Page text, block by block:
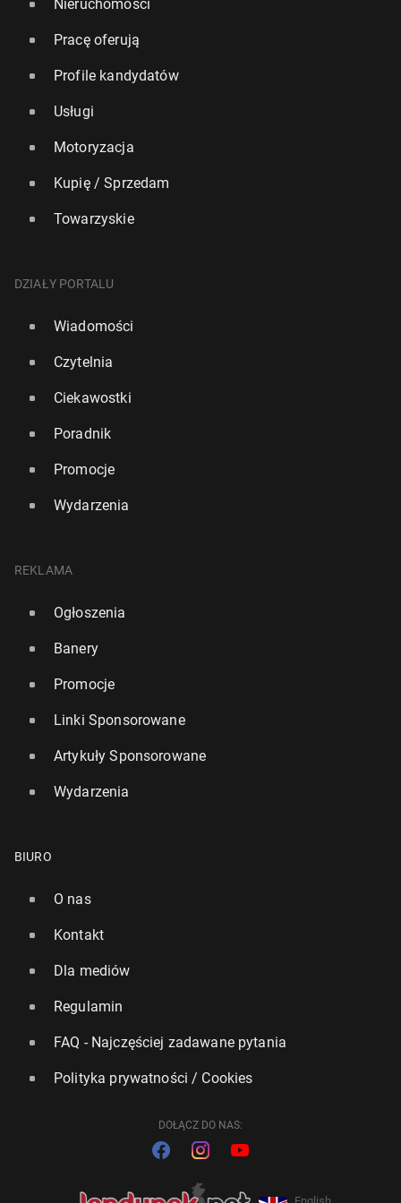
Nieruchomości
Pracę oferują
Profile kandydatów
Usługi
Motoryzacja
Kupię / Sprzedam
Towarzyskie
DZIAŁY PORTALU
Wiadomości
Czytelnia
Ciekawostki
Poradnik
Promocje
Wydarzenia
REKLAMA
Ogłoszenia
Banery
Promocje
Linki Sponsorowane
Artykuły Sponsorowane
Wydarzenia
BIURO
O nas
Kontakt
Dla mediów
Regulamin
FAQ - Najczęściej zadawane pytania
Polityka prywatności / Cookies
DOŁĄCZ DO NAS: